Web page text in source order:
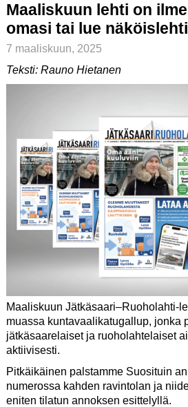
Maaliskuun lehti on
omasi tai lue näköislehti
7 maaliskuun, 2025
Teksti: Rauno Hietanen
Maaliskuun Jätkäsaari–Ruoholahti-
muassa kuntavaalikatugallup, jonka
jätkäsaarelaiset ja ruoholahtelaiset
aktiivisesti.
Pitkäikäinen palstamme Suosituin
numerossa kahden ravintolan ja
eniten tilatun annoksen esittelyllä.